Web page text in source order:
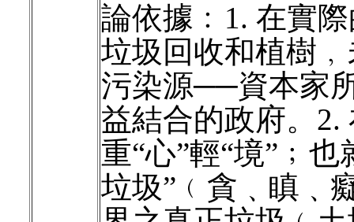
論依據﹕1. 在實
垃圾回收和植樹
污染源──資本家
益結合的政府。2.
重“心”輕“境”﹔
垃圾”﹙貪﹑瞋﹑